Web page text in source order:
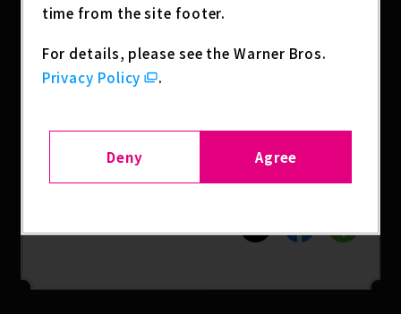
ド・戦闘潮流」がスクエアコースターになって登
正方形の紙製コースターで、シークレットは豪華箔
押し仕様！
（内シークレットは1種類）。
time from the site footer.
For details, please see the Warner Bros.
Privacy Policy
.
Deny Agree